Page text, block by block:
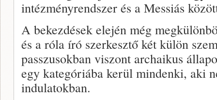
intézményrendszer és a Messiás
A bekezdések elején még
és a róla író szerkesztő két külön
passzusokban viszont archaikus
egy kategóriába kerül mindenki, aki
indulatokban.